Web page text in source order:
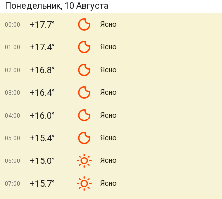
Понедельник, 10 Августа
00:00 +17.7° Ясно
01:00 +17.4° Ясно
02:00 +16.8° Ясно
03:00 +16.4° Ясно
04:00 +16.0° Ясно
05:00 +15.4° Ясно
06:00 +15.0° Ясно
07:00 +15.7° Ясно